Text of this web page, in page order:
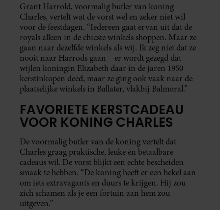
Grant Harrold, voormalig butler van koning
Charles, vertelt wat de vorst wél en zeker niet wil
voor de feestdagen. “Iedereen gaat ervan uit dat de
royals alleen in de chicste winkels shoppen. Maar ze
gaan naar dezelfde winkels als wij. Ik zeg niet dat ze
nooit naar Harrods gaan – er wordt gezegd dat
wijlen koningin Elizabeth daar in de jaren 1950
kerstinkopen deed, maar ze ging ook vaak naar de
plaatselijke winkels in Ballater, vlakbij Balmoral.”
FAVORIETE KERSTCADEAU
VOOR KONING CHARLES
De voormalig butler van de koning vertelt dat
Charles graag praktische, leuke én betaalbare
cadeaus wil. De vorst blijkt een echte bescheiden
smaak te hebben. “De koning heeft er een hekel aan
om iets extravagants en duurs te krijgen. Hij zou
zich schamen als je een fortuin aan hem zou
uitgeven.”